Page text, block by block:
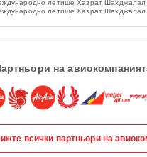
летище Хазрат Шахджалал
летище Хазрат
на
всички партньори на